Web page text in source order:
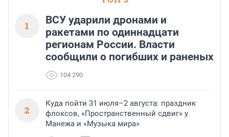
1
ВСУ ударили дронами и
ракетами по одиннадцати
регионам России. Власти
сообщили о погибших и раненых
104 290
2
Куда пойти 31 июля–2 августа: праздник
флоксов, «Пространственный сдвиг» у
Манежа и «Музыка мира»